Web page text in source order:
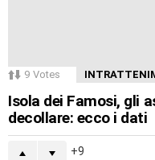
9 Votes
Isola dei Famosi, gli
decollare: ecco i dati
9